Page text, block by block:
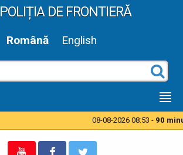
POLIȚIA DE FRONTIERĂ
Română English
08-08-2026 08:53 - 90